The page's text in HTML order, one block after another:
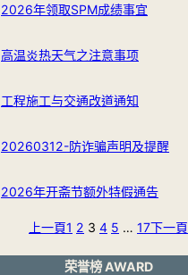
2026年领取SPM成绩事宜
高温炎热天气之注意事项
工程施工与交通改道通知
20260312-防诈骗声明及提醒
2026年开斋节额外特假通告
上一頁1 2 3 4 5 … 17下一頁
荣誉榜 AWARD